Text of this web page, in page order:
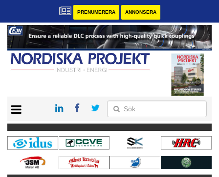
PRENUMERERA ANNONSERA
KONTAKT
VÅRA ANDRA MAGASIN
PRENUMERERA
ANNONSERA